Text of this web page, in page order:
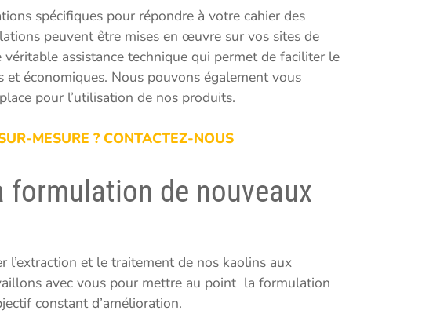
spécifiques pour répondre à votre cahier des
peuvent être mises en œuvre sur vos sites de
assistance technique qui permet de faciliter le
économiques. Nous pouvons également vous
pour l’utilisation de nos produits.
MESURE ? CONTACTEZ-NOUS
de nouveaux
l’extraction et le traitement de nos kaolins aux
avec vous pour mettre au point la formulation
constant d’amélioration.